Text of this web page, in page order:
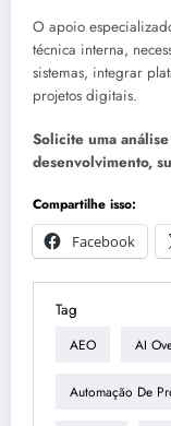
O apoio
técnica interna,
sistemas, integrar
projetos digitais.
Solicite uma
desenvolvimento,
Compartilhe isso:
Facebook
Tag
AEO AI
Automação De